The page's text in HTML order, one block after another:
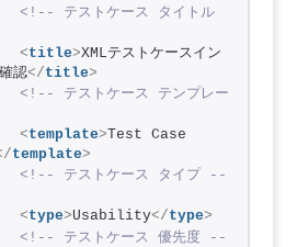
<!-- テストケース タイトル
<title>XMLテストケースイン
認</title>
<!-- テストケース テンプレー
<template>Test Case
template>
<!-- テストケース タイプ --
<type>Usability</type>
<!-- テストケース 優先度 --